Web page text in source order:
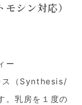
シン対応）
ー
ス（Synthesis/
。乳房を１度の